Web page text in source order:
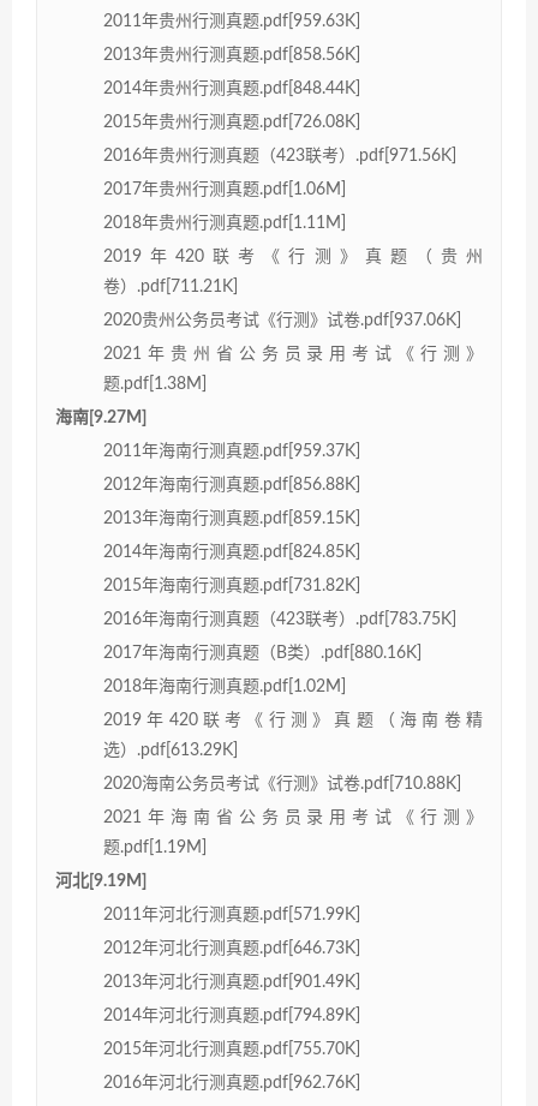
2011年贵州行测真题.pdf[959.63K]
2013年贵州行测真题.pdf[858.56K]
2014年贵州行测真题.pdf[848.44K]
2015年贵州行测真题.pdf[726.08K]
2016年贵州行测真题（423联考）.pdf[971.56K]
2017年贵州行测真题.pdf[1.06M]
2018年贵州行测真题.pdf[1.11M]
2019年420联考《行测》真题（贵州
卷）.pdf[711.21K]
2020贵州公务员考试《行测》试卷.pdf[937.06K]
2021年贵州省公务员录用考试《行测》
题.pdf[1.38M]
海南[9.27M]
2011年海南行测真题.pdf[959.37K]
2012年海南行测真题.pdf[856.88K]
2013年海南行测真题.pdf[859.15K]
2014年海南行测真题.pdf[824.85K]
2015年海南行测真题.pdf[731.82K]
2016年海南行测真题（423联考）.pdf[783.75K]
2017年海南行测真题（B类）.pdf[880.16K]
2018年海南行测真题.pdf[1.02M]
2019年420联考《行测》真题（海南卷精
选）.pdf[613.29K]
2020海南公务员考试《行测》试卷.pdf[710.88K]
2021年海南省公务员录用考试《行测》
题.pdf[1.19M]
河北[9.19M]
2011年河北行测真题.pdf[571.99K]
2012年河北行测真题.pdf[646.73K]
2013年河北行测真题.pdf[901.49K]
2014年河北行测真题.pdf[794.89K]
2015年河北行测真题.pdf[755.70K]
2016年河北行测真题.pdf[962.76K]